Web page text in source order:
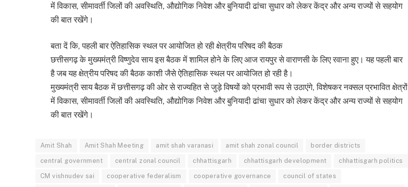
में विकास, सीमावर्ती जिलों की अवस्थिति, औद्योगिक निवेश और बुनियादी ढांचा सुधार को लेकर केंद्र और अन्य राज्यों से सहयोग
की बात रखेंगे।
बता दें कि, पहली बार ऐतिहासिक स्थल पर आयोजित हो रही क्षेत्रीय परिषद की बैठक
छत्तीसगढ़ के मुख्यमंत्री विष्णुदेव साय इस बैठक में शामिल होने के लिए आज रायपुर से वाराणसी के लिए रवाना हुए। यह पहली बार
है जब यह क्षेत्रीय परिषद की बैठक काशी जैसे ऐतिहासिक स्थल पर आयोजित हो रही है।
मुख्यमंत्री साय बैठक में छत्तीसगढ़ की ओर से राज्यहित से जुड़े विषयों को प्रभावी रूप से उठाएंगे, विशेषकर नक्सल प्रभावित क्षेत्रों
में विकास, सीमावर्ती जिलों की अवस्थिति, औद्योगिक निवेश और बुनियादी ढांचा सुधार को लेकर केंद्र और अन्य राज्यों से सहयोग
की बात रखेंगे।
Amit Shah Amit Shah Meeting amit shah varanasi amit shah zonal council border districts
central government central zonal council chhattisgarh chhattisgarh development chhattisgarh politics
CM vishnudev sai cooperative federalism cooperative governance council of states